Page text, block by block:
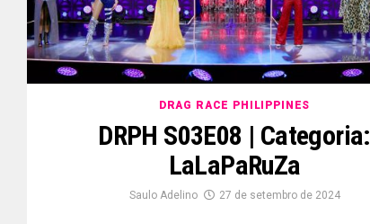
DRAG RACE PHILIPPINES
DRPH S03E08 | Categoria:
LaLaPaRuZa
Saulo Adelino 27 de setembro de 2024